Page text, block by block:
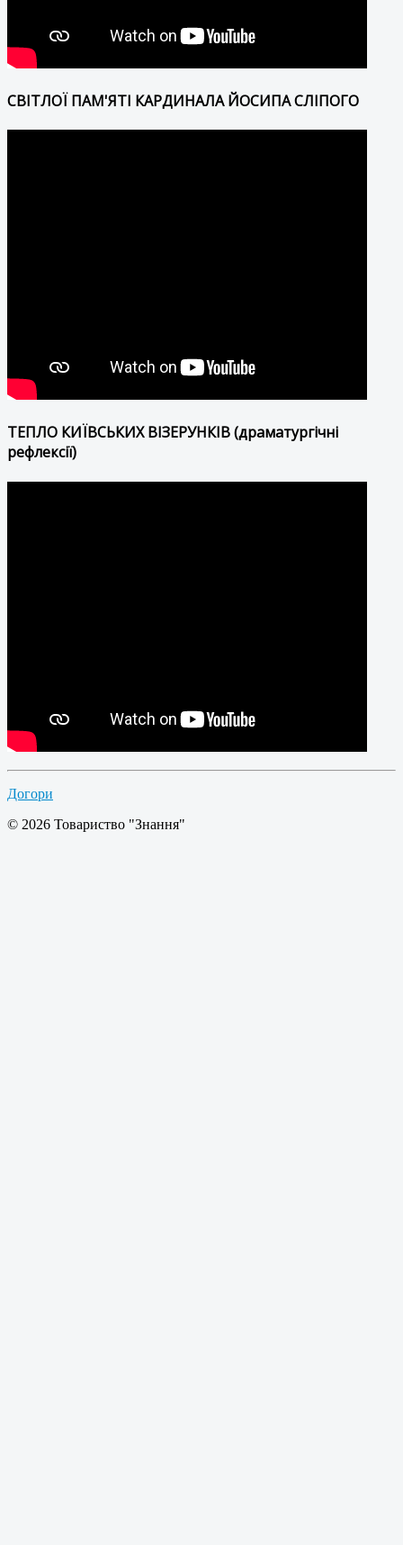
СВІТЛОЇ ПАМ'ЯТІ КАРДИНАЛА ЙОСИПА СЛІПОГО
ТЕПЛО КИЇВСЬКИХ ВІЗЕРУНКІВ (драматургічні
рефлексії)
Догори
© 2026 Товариство "Знання"